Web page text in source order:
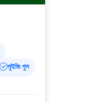
সুইমিং পুল